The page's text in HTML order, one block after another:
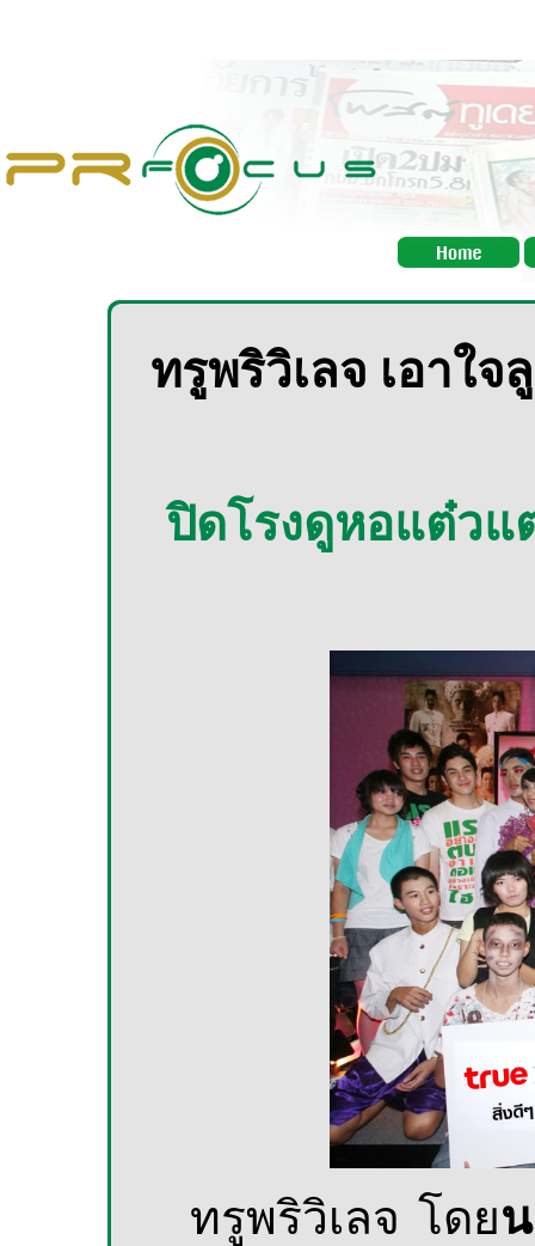
ทรูพริวิเลจ เอาใ
ปิดโรงดูหอแต๋วแ
ทรูพริวิเลจ โดย